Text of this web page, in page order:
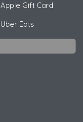
Apple Gift Card
Uber Eats